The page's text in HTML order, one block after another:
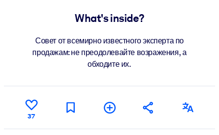
What's inside?
Совет от всемирно известного эксперта по
продажам: не преодолевайте возражения, а
обходите их.
37